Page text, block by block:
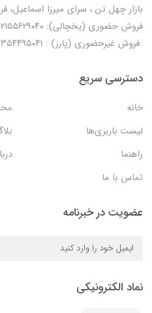
بازار چهل تن ، سرای میرزا اسماعیل،
فروش حضوری (یخچالی): ۰۲۱۵۵۶۲۹۰۴۰
فروش غیرحضوری (پارز) : ۰۹۳۵۴۴۹۵۰۴۱
دسترسی سریع
خانه
لیست باربری‌ها
راهنما
تماس با ما
عضویت در خبرنامه
نماد الکترونیکی